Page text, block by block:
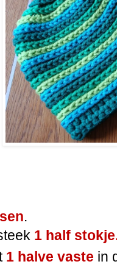
.
1 half
1 halve vaste in